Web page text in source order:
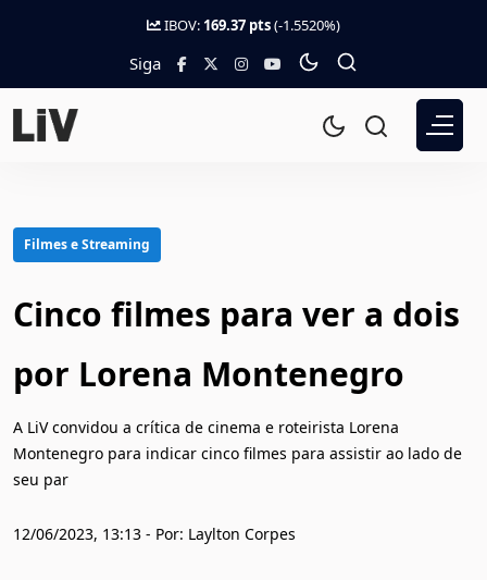
IBOV: 169.37 pts(-1.5520%)
Siga
Filmes e Streaming
Cinco filmes para ver a dois
por Lorena Montenegro
A LiV convidou a crítica de cinema e roteirista Lorena
Montenegro para indicar cinco filmes para assistir ao lado de
seu par
12/06/2023, 13:13 - Por: Laylton Corpes